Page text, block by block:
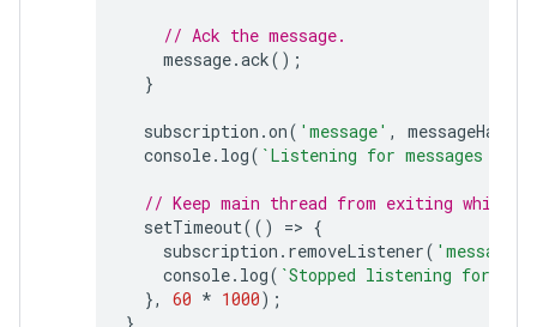
// Ack the message.
message.ack();
}
subscription .on( 'message' ,
console. log( `Listening for messages on
// Keep main thread from exiting while
setTimeout(() => {
subscription . removeListener( 'message'
console. log( `Stopped listening for
},
60 * 1000);